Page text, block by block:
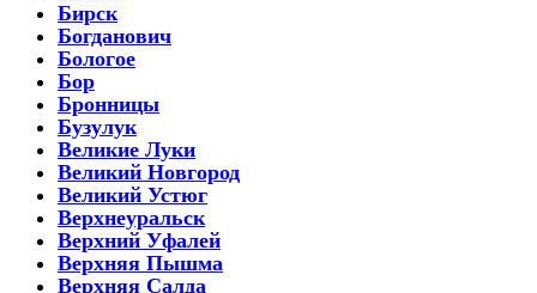
Бирск
Богданович
Бологое
Бор
Бронницы
Бузулук
Великие Луки
Великий Новгород
Великий Устюг
Верхнеуральск
Верхний Уфалей
Верхняя Пышма
Верхняя Салда